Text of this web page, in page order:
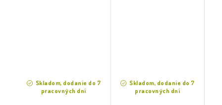
Skladom, dodanie do 7
pracovných dní
Skladom, dodanie do 7
pracovných dní